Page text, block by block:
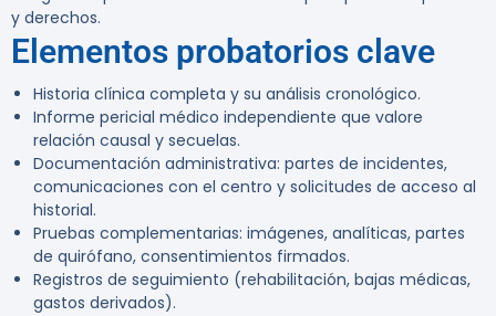
y derechos.
Elementos probatorios clave
Historia clínica completa y su análisis cronológico.
Informe pericial médico independiente que valore
relación causal y secuelas.
Documentación administrativa: partes de incidentes,
comunicaciones con el centro y solicitudes de acceso al
historial.
Pruebas complementarias: imágenes, analíticas, partes
de quirófano, consentimientos firmados.
Registros de seguimiento (rehabilitación, bajas médicas,
gastos derivados).